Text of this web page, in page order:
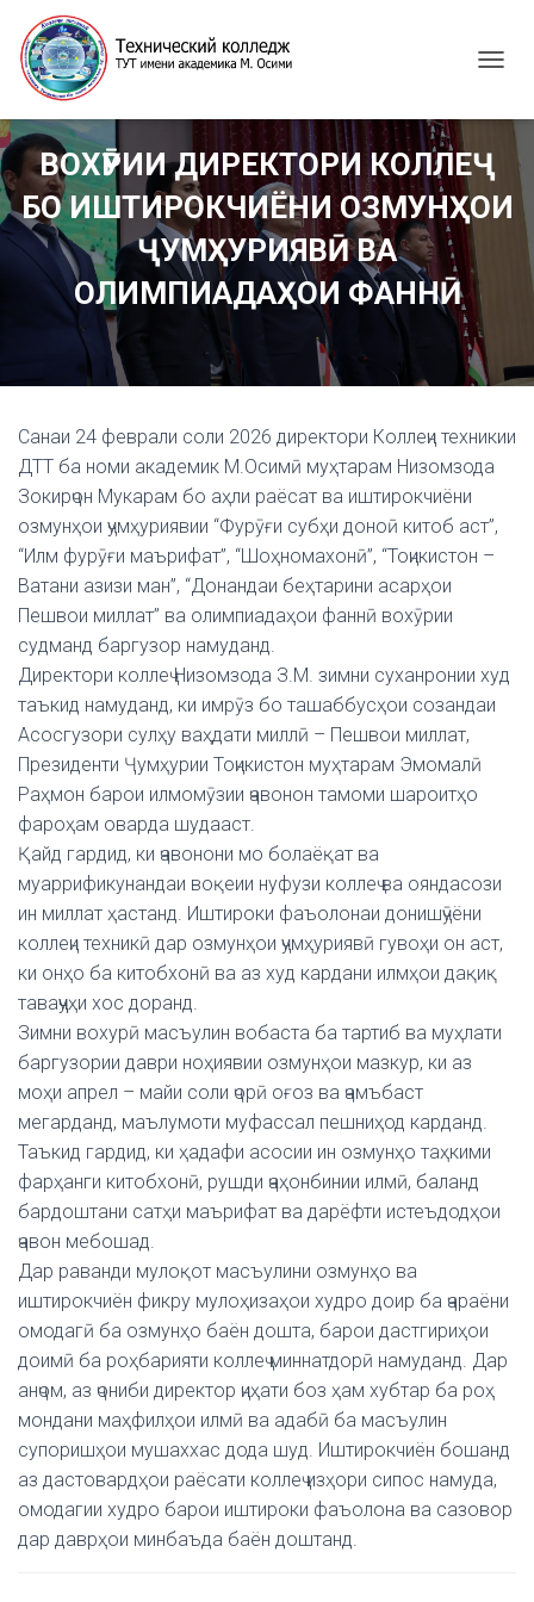
G
L
N
ВОХӮРИИ ДИРЕКТОРИ КОЛЛЕҶ
БО ИШТИРОКЧИЁНИ ОЗМУНҲОИ
ҶУМҲУРИЯВӢ ВА
ОЛИМПИАДАҲОИ ФАННӢ
Санаи 24 феврали соли 2026 директори Коллеҷи техникии
ДТТ ба номи академик М.Осимӣ муҳтарам Низомзода
Зокирҷон Мукарам бо аҳли раёсат ва иштирокчиёни
озмунҳои ҷумҳуриявии “Фурӯғи субҳи доноӣ китоб аст”,
“Илм фурӯғи маърифат”, “Шоҳномахонӣ”, “Тоҷикистон –
Ватани азизи ман”, “Донандаи беҳтарини асарҳои
Пешвои миллат” ва олимпиадаҳои фаннӣ вохӯрии
судманд баргузор намуданд.
Директори коллеҷ Низомзода З.М. зимни суханронии худ
таъкид намуданд, ки имрӯз бо ташаббусҳои созандаи
Асосгузори сулҳу ваҳдати миллӣ – Пешвои миллат,
Президенти Ҷумҳурии Тоҷикистон муҳтарам Эмомалӣ
Раҳмон барои илмомӯзии ҷавонон тамоми шароитҳо
фароҳам оварда шудааст.
Қайд гардид, ки ҷавонони мо болаёқат ва
муаррификунандаи воқеии нуфузи коллеҷ ва ояндасози
ин миллат ҳастанд. Иштироки фаъолонаи донишҷӯёни
коллеҷи техникӣ дар озмунҳои ҷумҳуриявӣ гувоҳи он аст,
ки онҳо ба китобхонӣ ва аз худ кардани илмҳои дақиқ
таваҷҷуҳи хос доранд.
Зимни вохурӣ масъулин вобаста ба тартиб ва муҳлати
баргузории даври ноҳиявии озмунҳои мазкур, ки аз
моҳи апрел – майи соли ҷорӣ оғоз ва ҷамъбаст
мегарданд, маълумоти муфассал пешниҳод карданд.
Таъкид гардид, ки ҳадафи асосии ин озмунҳо таҳкими
фарҳанги китобхонӣ, рушди ҷаҳонбинии илмӣ, баланд
бардоштани сатҳи маърифат ва дарёфти истеъдодҳои
ҷавон мебошад.
Дар раванди мулоқот масъулини озмунҳо ва
иштирокчиён фикру мулоҳизаҳои худро доир ба ҷараёни
омодагӣ ба озмунҳо баён дошта, барои дастгириҳои
доимӣ ба роҳбарияти коллеҷ миннатдорӣ намуданд. Дар
анҷом, аз ҷониби директор ҷиҳати боз ҳам хубтар ба роҳ
мондани маҳфилҳои илмӣ ва адабӣ ба масъулин
супоришҳои мушаххас дода шуд. Иштирокчиён бошанд
аз дастовардҳои раёсати коллеҷ изҳори сипос намуда,
омодагии худро барои иштироки фаъолона ва сазовор
дар даврҳои минбаъда баён доштанд.